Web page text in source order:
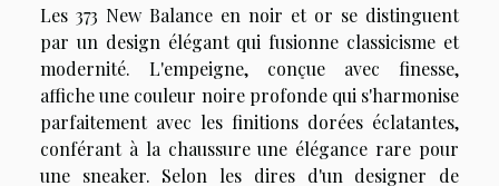
Les 373 New Balance en noir et or se distinguent
par un design élégant qui fusionne classicisme et
modernité. L'empeigne, conçue avec finesse,
affiche une couleur noire profonde qui s'harmonise
parfaitement avec les finitions dorées éclatantes,
conférant à la chaussure une élégance rare pour
une sneaker. Selon les dires d'un designer de